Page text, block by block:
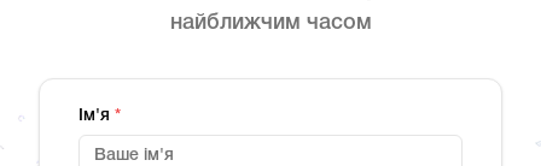
найближчим часом
Ім'я *